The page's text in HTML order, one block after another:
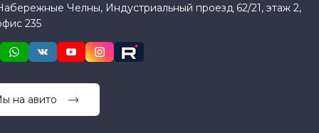
Челны, Индустриальный проезд 62/21, этаж 2,
235
на авито